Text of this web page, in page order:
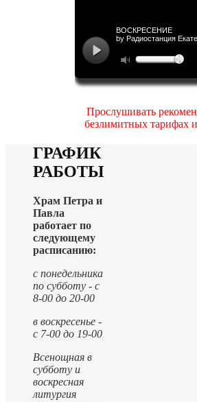
Прослушивать
безлимитных тарифах
ГРАФИК
РАБОТЫ
Храм Петра и
Павла
работает по
следующему
расписанию:
с понедельника
по субботу - с
8-00 до 20-00
в воскресенье -
с 7-00 до 19-00
Всенощная в
субботу и
воскресная
литургия